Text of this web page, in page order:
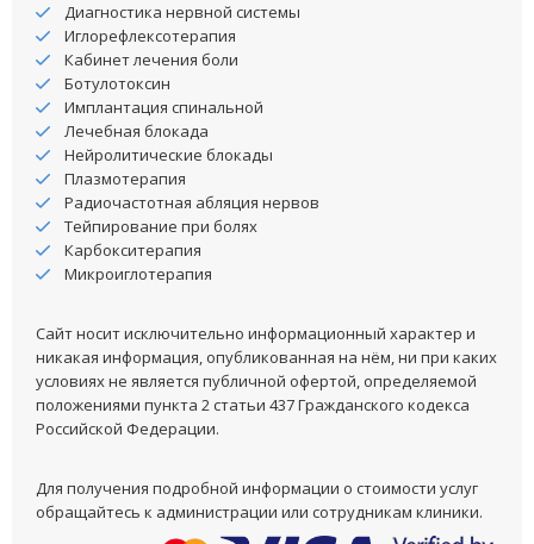
Диагностика нервной системы
Иглорефлексотерапия
Кабинет лечения боли
Ботулотоксин
Имплантация спинальной
Лечебная блокада
Нейролитические блокады
Плазмотерапия
Радиочастотная абляция нервов
Тейпирование при болях
Карбокситерапия
Микроиглотерапия
Сайт носит исключительно информационный характер и
никакая информация, опубликованная на нём, ни при каких
условиях не является публичной офертой, определяемой
положениями пункта 2 статьи 437 Гражданского кодекса
Российской Федерации.
Для получения подробной информации о стоимости услуг
обращайтесь к администрации или сотрудникам клиники.